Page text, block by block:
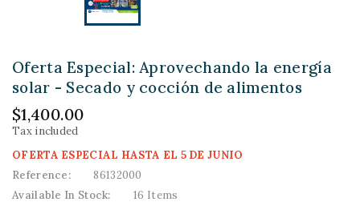
Oferta Especial: Aprovechando la energía
solar - Secado y cocción de alimentos
$1,400.00
Tax included
OFERTA ESPECIAL HASTA EL 5 DE JUNIO
Reference:
86132000
Available In Stock:
16 Items